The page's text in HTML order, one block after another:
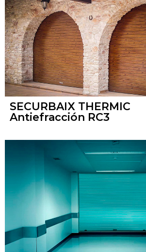
SECURBAIX THERMIC
Antiefracción RC3